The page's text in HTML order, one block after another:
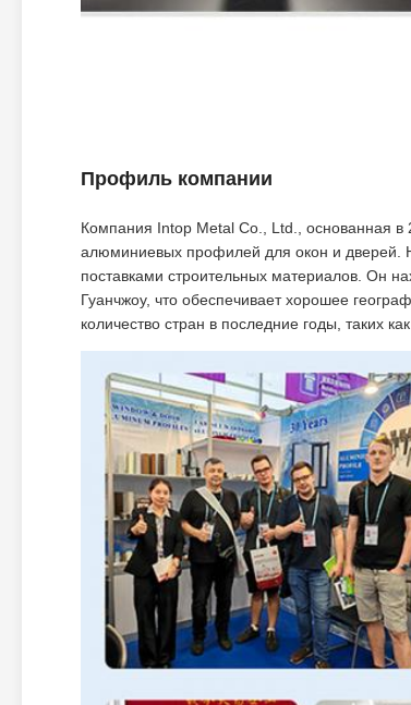
Профиль компании
Компания Intop Metal Co., Ltd., основанная в
алюминиевых профилей для окон и дверей.
поставками строительных материалов. Он
Гуанчжоу, что обеспечивает хорошее
количество стран в последние годы, таких